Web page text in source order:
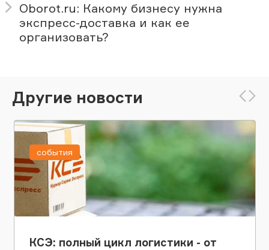
Oborot.ru: Какому бизнесу нужна
экспресс-доставка и как ее
организовать?
Другие новости
КСЭ: полный цикл логистики - от
события